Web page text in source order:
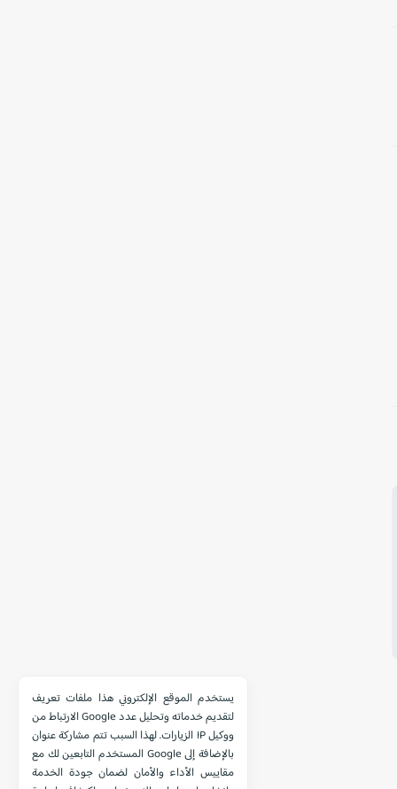
يستخدم الموقع الإلكتروني هذا ملفات تعريف
الارتباط من Google لتقديم خدماته وتحليل عدد
الزيارات. لهذا السبب تتم مشاركة عنوان IP ووكيل
المستخدم التابعين لك مع Google بالإضافة إلى
مقاييس الأداء والأمان لضمان جودة الخدمة